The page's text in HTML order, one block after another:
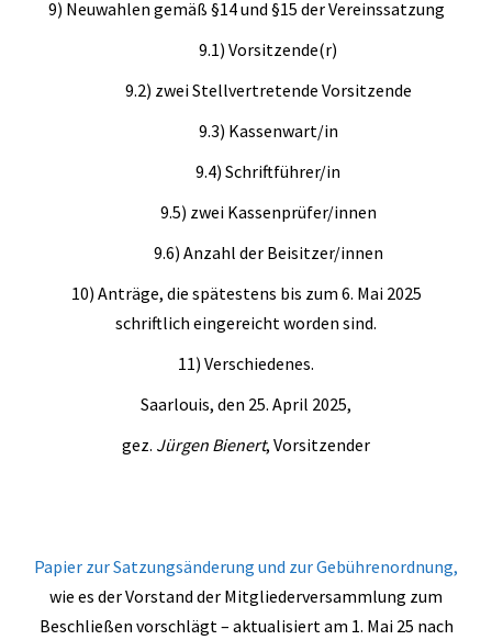
9) Neuwahlen gemäß §14 und §15 der Vereinssatzung
9.1) Vorsitzende(r)
9.2) zwei Stellvertretende Vorsitzende
9.3) Kassenwart/in
9.4) Schriftführer/in
9.5) zwei Kassenprüfer/innen
9.6) Anzahl der Beisitzer/innen
10) Anträge, die spätestens bis zum 6. Mai 2025
schriftlich eingereicht worden sind.
11) Verschiedenes.
Saarlouis, den 25. April 2025,
gez. Jürgen Bienert, Vorsitzender
Papier zur Satzungsänderung und zur Gebührenordnung,
wie es der Vorstand der Mitgliederversammlung zum
Beschließen vorschlägt – aktualisiert am 1. Mai 25 nach